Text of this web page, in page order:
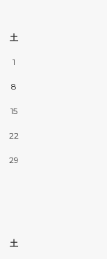
土
1
8
15
22
29
土